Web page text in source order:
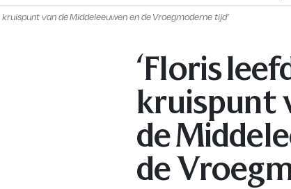
kruispunt van de Middeleeuwen en de Vroegmoderne tijd’
‘Floris
kruispunt
de
de